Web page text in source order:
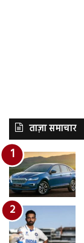
ताज़ा समाचार